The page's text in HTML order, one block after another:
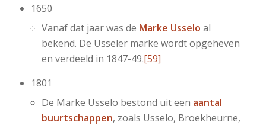
1650
Vanaf dat jaar was de Marke Usselo al
bekend. De Usseler marke wordt opgeheven
en verdeeld in 1847-49.[59]
1801
De Marke Usselo bestond uit een aantal
buurtschappen, zoals Usselo, Broekheurne,